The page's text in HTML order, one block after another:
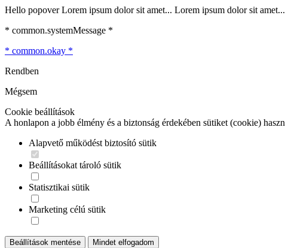
Hello popover Lorem ipsum dolor sit amet... Lorem ipsum dolor sit
* common.systemMessage *
* common.okay *
Rendben
Mégsem
Cookie beállítások
A honlapon a jobb élmény és a biztonság érdekében sütiket (cookie)
Alapvető működést biztosító sütik
Beállításokat tároló sütik
Statisztikai sütik
Marketing célú sütik
Beállítások mentése Mindet elfogadom